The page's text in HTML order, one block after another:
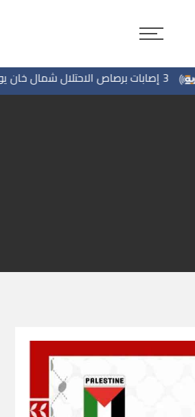
3 إصابات برصاص الاحتلال شمال خان يونس